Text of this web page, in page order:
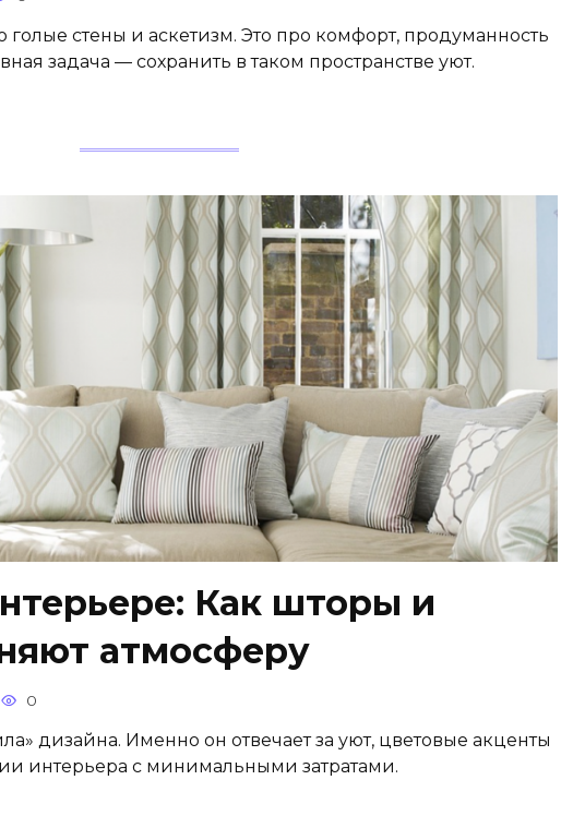
стены и аскетизм. Это про комфорт, продуманность
задача — сохранить в таком пространстве уют.
Как шторы и
атмосферу
0
дизайна. Именно он отвечает за уют, цветовые акценты
интерьера с минимальными затратами.